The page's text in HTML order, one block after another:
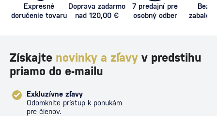
Expresné
doručenie tovaru
Doprava zadarmo
nad 120,00 €
7 predajní pre
osobný odber
Získajte novinky a zľavy v predstihu
priamo do e-mailu
Exkluzívne zľavy
Odomknite prístup k ponukám
pre členov.